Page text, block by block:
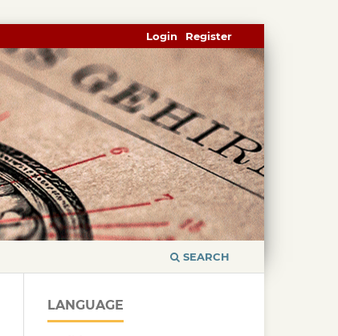
SEARCH
Register
Login
LANGUAGE